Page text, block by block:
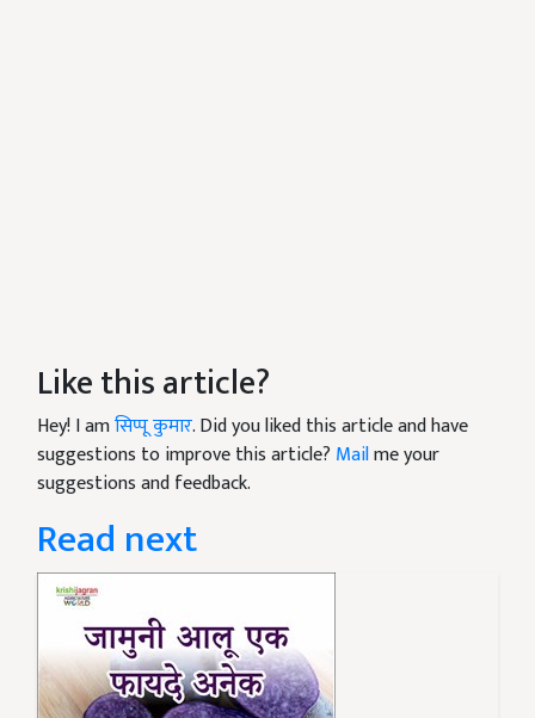
Like this article?
Hey! I amसिप्पू कुमार. Did you liked this article and have
suggestions to improve this article? Mailme your
suggestions and feedback.
Read next